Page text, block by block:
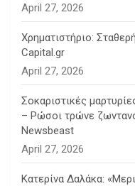
April 27, 2026
Χρηματιστήριο:
Capital.gr
April 27, 2026
Σοκαριστικές
– Ρώσοι τρώνε
Newsbeast
April 27, 2026
Κατερίνα Δαλάκα: